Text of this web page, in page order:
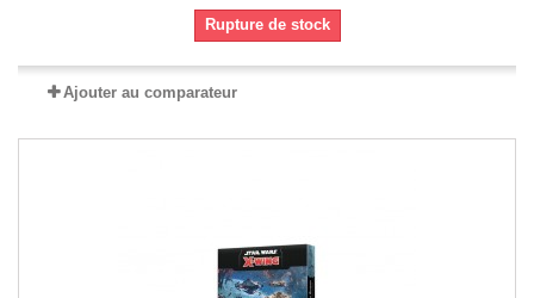
Rupture de stock
Ajouter au comparateur